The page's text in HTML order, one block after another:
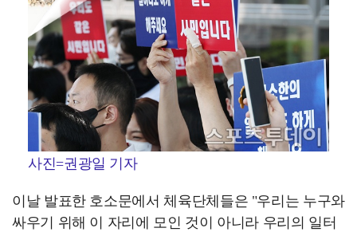
사진=권광일 기자
이날 발표한 호소문에서 체육단체들은 "우리는 누구와
싸우기 위해 이 자리에 모인 것이 아니라 우리의 일터